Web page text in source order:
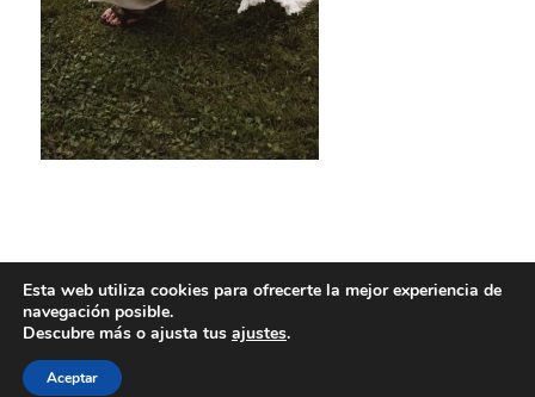
Esta web utiliza cookies para ofrecerte la mejor experiencia de
navegación posible.
Descubre más o ajusta tus ajustes.
Aceptar